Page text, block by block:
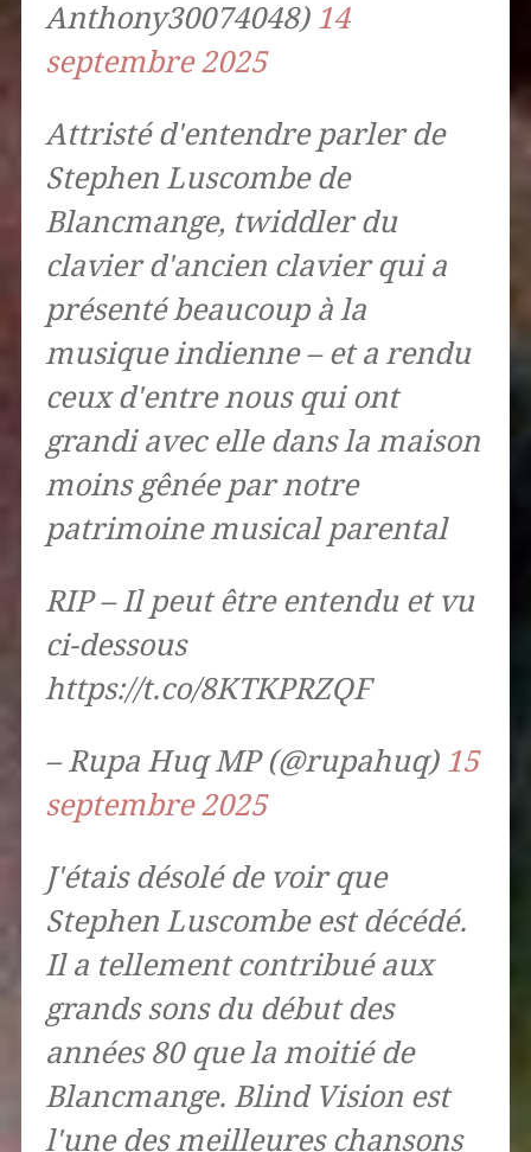
Anthony30074048) 14
septembre 2025
Attristé d'entendre parler de
Stephen Luscombe de
Blancmange, twiddler du
clavier d'ancien clavier qui a
présenté beaucoup à la
musique indienne – et a rendu
ceux d'entre nous qui ont
grandi avec elle dans la maison
moins gênée par notre
patrimoine musical parental
RIP – Il peut être entendu et vu
ci-dessous
https://t.co/8KTKPRZQF
– Rupa Huq MP (@rupahuq) 15
septembre 2025
J'étais désolé de voir que
Stephen Luscombe est décédé.
Il a tellement contribué aux
grands sons du début des
années 80 que la moitié de
Blancmange. Blind Vision est
l'une des meilleures chansons